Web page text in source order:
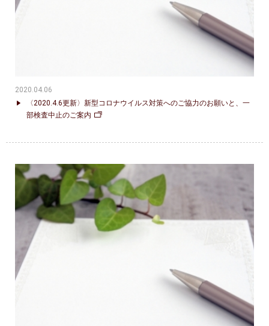
2020.04.06
〈2020.4.6更新〉新型コロナウイルス対策へのご協力のお願いと、一
部検査中止のご案内